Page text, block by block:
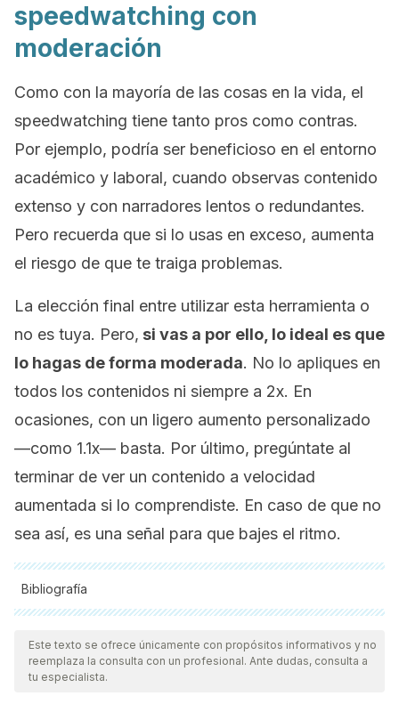
speedwatching con
moderación
Como con la mayoría de las cosas en la vida, el
speedwatching tiene tanto pros como contras.
Por ejemplo, podría ser beneficioso en el entorno
académico y laboral, cuando observas contenido
extenso y con narradores lentos o redundantes.
Pero recuerda que si lo usas en exceso, aumenta
el riesgo de que te traiga problemas.
La elección final entre utilizar esta herramienta o
no es tuya. Pero, si vas a por ello, lo ideal es que
lo hagas de forma moderada. No lo apliques en
todos los contenidos ni siempre a 2x. En
ocasiones, con un ligero aumento personalizado
—como 1.1x— basta. Por último, pregúntate al
terminar de ver un contenido a velocidad
aumentada si lo comprendiste. En caso de que no
sea así, es una señal para que bajes el ritmo.
Bibliografía
Todas las fuentes citadas fueron revisadas a profundidad por
nuestro equipo, para asegurar su calidad, confiabilidad,
vigencia y validez.La bibliografía de este artículo fue
Este texto se ofrece únicamente con propósitos informativos y no
reemplaza la consulta con un profesional. Ante dudas, consulta a
tu especialista.